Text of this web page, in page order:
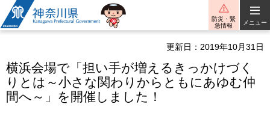
神奈川県
防災・緊
急情報
メニュー
更新日：2019年10月31日
横浜会場で「担い手が増えるきっかけづく
りとは～小さな関わりからともにあゆむ仲
間へ～」を開催しました！